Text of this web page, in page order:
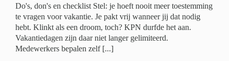
Do's, don's en checklist Stel: je hoeft nooit meer toestemming
te vragen voor vakantie. Je pakt vrij wanneer jij dat nodig
hebt. Klinkt als een droom, toch? KPN durfde het aan.
Vakantiedagen zijn daar niet langer gelimiteerd.
Medewerkers bepalen zelf [...]